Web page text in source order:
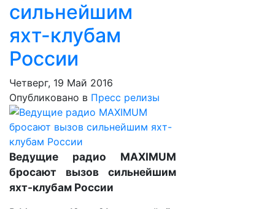
сильнейшим
яхт-клубам
России
Четверг, 19 Май 2016
Опубликовано в Пресс релизы
Ведущие радио MAXIMUM
бросают вызов сильнейшим
яхт-клубам России